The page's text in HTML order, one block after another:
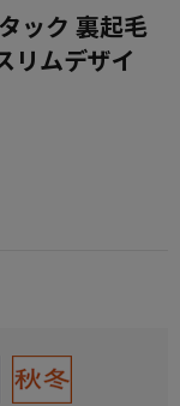
ック 裏起毛
リムデザイ